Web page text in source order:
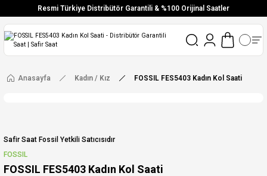
Resmi Türkiye Distribütör Garantili & %100 Orijinal Saatler
Vade Farksız 6 Taksit
Ücretsiz Kargo
Anasayfa Kadın / Kız FOSSIL FES5403 Kadın Kol Saati
Safir Saat Fossil Yetkili Satıcısıdır
FOSSIL
FOSSIL FES5403 Kadın Kol Saati